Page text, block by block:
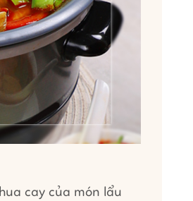
cay của món lẩu